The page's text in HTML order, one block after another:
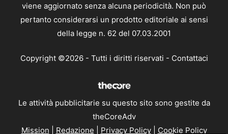
viene aggiornato senza alcuna periodicità. Non può
pertanto considerarsi un prodotto editoriale ai sensi
della legge n. 62 del 07.03.2001
Copyright ©2026 - Tutti i diritti riservati - Contattaci
Le attività pubblicitarie su questo sito sono gestite da
theCoreAdv
Mission
Redazione Privacy Policy| Cookie Policy